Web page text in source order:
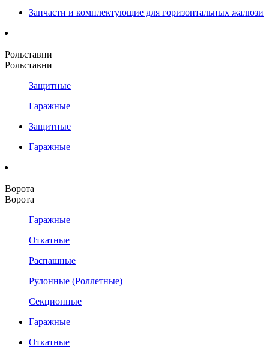
Запчасти и комплектующие для горизонтальных жалюзи
Рольставни
Рольставни
Защитные
Гаражные
Защитные
Гаражные
Ворота
Ворота
Гаражные
Откатные
Распашные
Рулонные (Роллетные)
Секционные
Гаражные
Откатные